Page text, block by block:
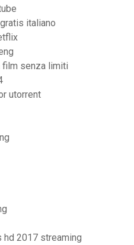
italiano
film senza limiti
utorrent
2017 streaming